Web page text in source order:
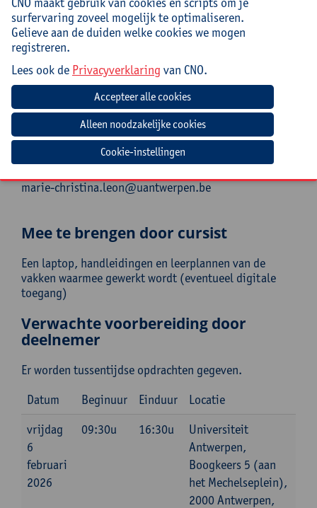
Deze cursus loopt over 3 dagen.
Cursusmateriaal en handboek
'Thematisch werken in
inbegrepen. Op lesdag 1 is er een lunch
inbegrepen.
Jouw bijdrage: 263 EUR.
marie-christina.leon@uantwerpen.be
Mee te brengen door cursist
Een laptop, handleidingen en leerplannen van de
vakken waarmee gewerkt wordt (eventueel digitale
toegang)
Verwachte voorbereiding door
deelnemer
Er worden tussentijdse opdrachten gegeven.
Datum
Beginuur Einduur
Locatie
vrijdag
6
februari
2026
09:30u 16:30u
Universiteit
Antwerpen,
Boogkeers 5 (aan
het Mechelseplein),
2000 Antwerpen,
surfervaring zoveel mogelijk te optimaliseren.
Gelieve aan de duiden welke cookies we mogen
registreren.
Lees ook de Privacyverklaring van CNO.
Cookie-instellingen